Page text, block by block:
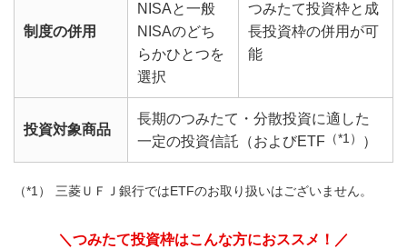
制度の併用
NISAと一般
NISAのどち
らかひとつを
選択
つみたて投資枠と成
長投資枠の併用が可
能
投資対象商品
長期のつみたて・分散投資に適した
一定の投資信託（およびETF （*1） ）
三菱ＵＦＪ銀行ではETFのお取り扱いはございません。
＼つみたて投資枠はこんな方におススメ！／